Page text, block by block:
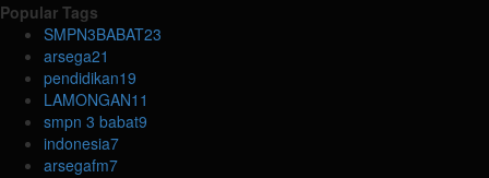
Popular Tags
SMPN3BABAT23
arsega21
pendidikan19
LAMONGAN11
smpn 3 babat9
indonesia7
arsegafm7